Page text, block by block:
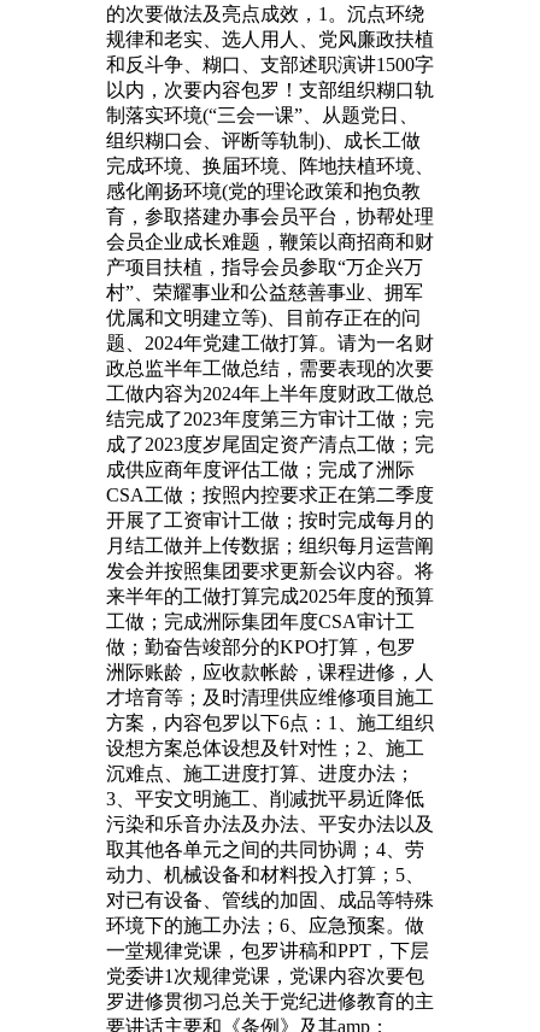
的次要做法及亮点成效，1。沉点环绕
规律和老实、选人用人、党风廉政扶植
和反斗争、糊口、支部述职演讲1500字
以内，次要内容包罗！支部组织糊口轨
制落实环境(“三会一课”、从题党日、
组织糊口会、评断等轨制)、成长工做
完成环境、换届环境、阵地扶植环境、
感化阐扬环境(党的理论政策和抱负教
育，参取搭建办事会员平台，协帮处理
会员企业成长难题，鞭策以商招商和财
产项目扶植，指导会员参取“万企兴万
村”、荣耀事业和公益慈善事业、拥军
优属和文明建立等)、目前存正在的问
题、2024年党建工做打算。请为一名财
政总监半年工做总结，需要表现的次要
工做内容为2024年上半年度财政工做总
结完成了2023年度第三方审计工做；完
成了2023度岁尾固定资产清点工做；完
成供应商年度评估工做；完成了洲际
CSA工做；按照内控要求正在第二季度
开展了工资审计工做；按时完成每月的
月结工做并上传数据；组织每月运营阐
发会并按照集团要求更新会议内容。将
来半年的工做打算完成2025年度的预算
工做；完成洲际集团年度CSA审计工
做；勤奋告竣部分的KPO打算，包罗
洲际账龄，应收款帐龄，课程进修，人
才培育等；及时清理供应维修项目施工
方案，内容包罗以下6点：1、施工组织
设想方案总体设想及针对性；2、施工
沉难点、施工进度打算、进度办法；
3、平安文明施工、削减扰平易近降低
污染和乐音办法及办法、平安办法以及
取其他各单元之间的共同协调；4、劳
动力、机械设备和材料投入打算；5、
对已有设备、管线的加固、成品等特殊
环境下的施工办法；6、应急预案。做
一堂规律党课，包罗讲稿和PPT，下层
党委讲1次规律党课，党课内容次要包
罗进修贯彻习总关于党纪进修教育的主
要讲话主要和《条例》及其amp；